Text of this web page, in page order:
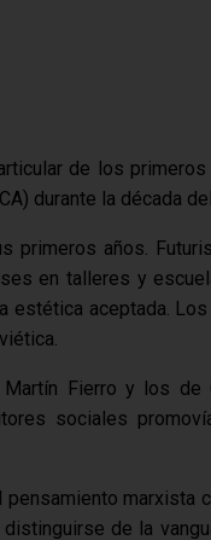
de los
durante la década
primeros años.
en talleres y
estética aceptada.
Fierro y los de
sociales
marxista
de la